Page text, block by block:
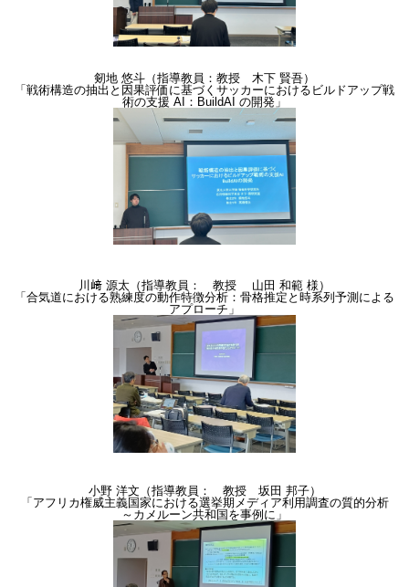
剱地 悠斗（指導教員：教授 木下 賢吾）
「戦術構造の抽出と因果評価に基づくサッカーにおけるビルドアップ戦
術の支援 AI：BuildAI の開発」
川﨑 源太（指導教員： 教授 山田 和範 様）
「合気道における熟練度の動作特徴分析：骨格推定と時系列予測による
アプローチ」
小野 洋文（指導教員： 教授 坂田 邦子）
「アフリカ権威主義国家における選挙期メディア利用調査の質的分析
～カメルーン共和国を事例に」